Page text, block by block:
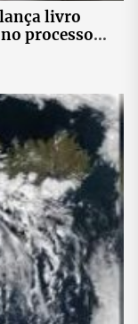
livro
processo